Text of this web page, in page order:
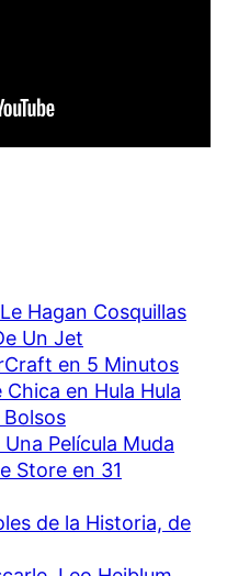
Hagan Cosquillas
Un Jet
en 5 Minutos
en Hula Hula
Película Muda
Store en 31
de la Historia, de